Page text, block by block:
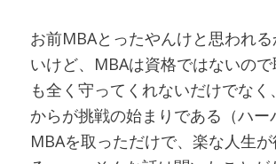
お前MBAとったやんけと思われ
いけど、MBAは資格ではないの
も全く守ってくれないだけでなく
からが挑戦の始まりである（ハー
MBAを取っただけで、楽な人生